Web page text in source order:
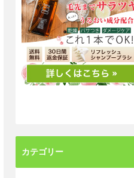
カテゴリー